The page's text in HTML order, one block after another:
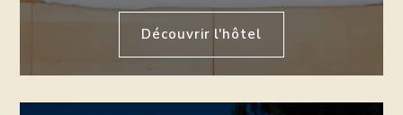
Découvrir l'hôtel